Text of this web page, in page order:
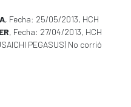
, Fecha: 25/05/2013, HCH
, Fecha: 27/04/2013, HCH
PEGASUS) No corrió